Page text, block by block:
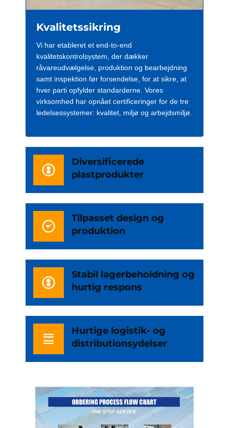
Kvalitetssikring
Vi har etableret et end-to-end
kvalitetskontrolsystem, der dækker
råvareudvælgelse, produktion og bearbejdning
samt inspektion før forsendelse, for at sikre, at
hver parti opfylder standarderne. Vores
virksomhed har opnået certificeringer for de tre
ledelsessystemer: kvalitet, miljø og arbejdsmiljø.
Diversificerede
plastprodukter
Tilpasset design og
produktion
Stabil lagerbeholdning og
hurtig respons
Hurtige logistik- og
distributionsydelser